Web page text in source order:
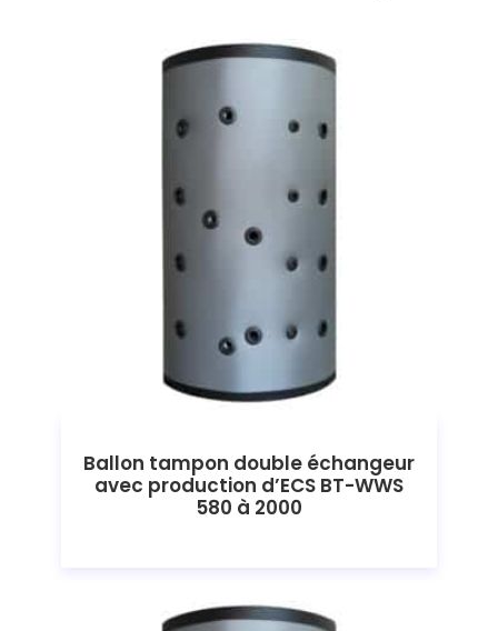
Ballon tampon double échangeur
avec production d’ECS BT-WWS
580 à 2000